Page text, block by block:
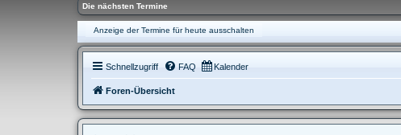
Die nächsten Termine
Anzeige der Termine für heute ausschalten
Schnellzugriff FAQ Kalender
Foren-Übersicht